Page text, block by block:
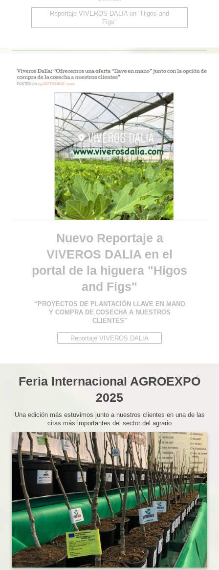
Reportaje VIVEROS DALIA en "Higos and
Figs"
Nuevo Reportaje a
VIVEROS DALIA en el
portal de la higuera "Higos
and Figs"
“PROYECTOS DE PLANTACIÓN LLAVE EN MANO
Y COMPRA DE COSECHA A NUESTROS
CLIENTES"
Reportaje VIVEROS DALIA
Feria Internacional AGROEXPO
2025
Una edición más estuvimos junto a nuestros clientes en una de las
citas más importantes del sector del agrario